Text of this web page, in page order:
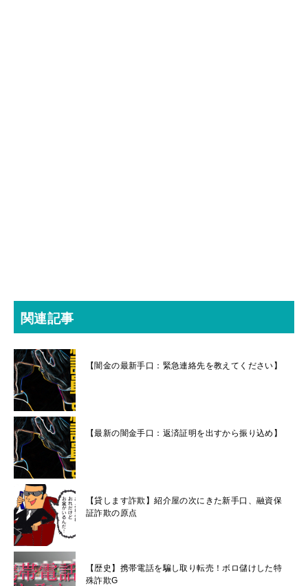
関連記事
【闇金の最新手口：緊急連絡先を教えてください】
【最新の闇金手口：返済証明を出すから振り込め】
【貸します詐欺】紹介屋の次にきた新手口、融資保
証詐欺の原点
【歴史】携帯電話を騙し取り転売！ボロ儲けした特
殊詐欺G